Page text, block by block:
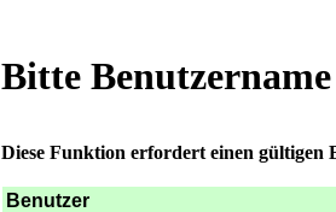
Bitte
Diese Funktion erfordert einen gültigen
Benutzer